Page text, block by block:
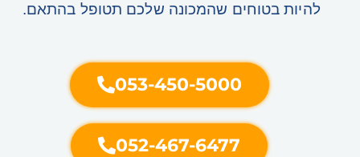
להיות בטוחים שהמכונה שלכם תטופל בהתאם.
053-450-5000
052-467-6477